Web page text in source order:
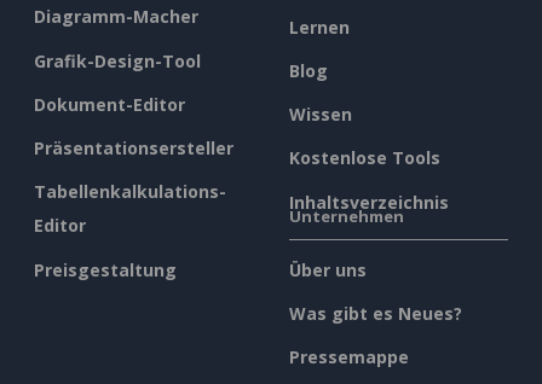
Diagramm-Macher
Grafik-Design-Tool
Dokument-Editor
Präsentationsersteller
Tabellenkalkulations-
Editor
Preisgestaltung
Lernen
Blog
Wissen
Kostenlose Tools
Inhaltsverzeichnis
Unternehmen
Über uns
Was gibt es Neues?
Pressemappe